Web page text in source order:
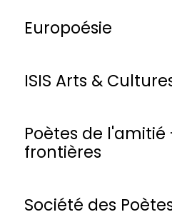
Europoésie
ISIS Arts &
Poètes de l'amitié
frontières
Société des